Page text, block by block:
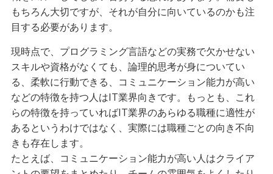
もちろん大切ですが、それが自分に向いているのかも注
目する必要があります。
現時点で、プログラミング言語などの実務で欠かせない
スキルや資格がなくても、論理的思考が身についてい
る、柔軟に行動できる、コミュニケーション能力が高い
などの特徴を持つ人はIT業界向きです。もっとも、これ
らの特徴を持っていればIT業界のあらゆる職種に適性が
あるというわけではなく、実際には職種ごとの向き不向
きも存在します。
たとえば、コミュニケーション能力が高い人はクライア